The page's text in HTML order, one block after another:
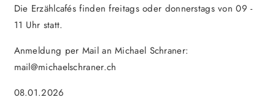
Die Erzählcafés finden freitags oder donnerstags von 09 -
11 Uhr statt.
Anmeldung per Mail an Michael Schraner:
mail@michaelschraner.ch
08.01.2026